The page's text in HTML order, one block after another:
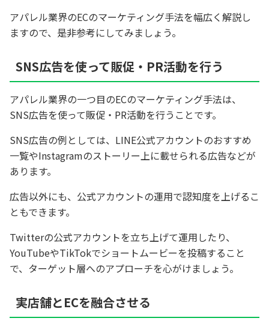
アパレル業界のECのマーケティング手法を幅広く解説し
ますので、是非参考にしてみましょう。
SNS広告を使って販促・PR活動を行う
アパレル業界の一つ目のECのマーケティング手法は、
SNS広告を使って販促・PR活動を行うことです。
SNS広告の例としては、LINE公式アカウントのおすすめ
一覧やInstagramのストーリー上に載せられる広告などが
あります。
広告以外にも、公式アカウントの運用で認知度を上げるこ
ともできます。
Twitterの公式アカウントを立ち上げて運用したり、
YouTubeやTikTokでショートムービーを投稿すること
で、ターゲット層へのアプローチを心がけましょう。
実店舗とECを融合させる